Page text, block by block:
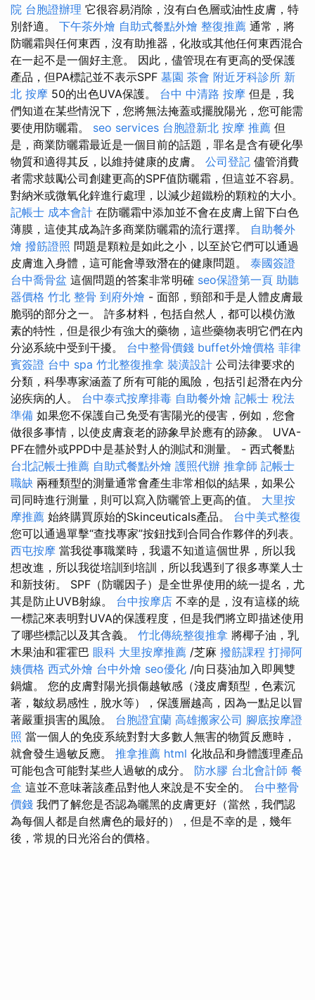
院 台胞證辦理 它很容易消除，沒有白色層或油性皮膚，特
別舒適。 下午茶外燴 自助式餐點外燴 整復推薦 通常，將
防曬霜與任何東西，沒有助推器，化妝或其他任何東西混合
在一起不是一個好主意。 因此，儘管現在有更高的受保護
產品，但PA標記並不表示SPF 墓園 茶會 附近牙科診所 新
北 按摩 50的出色UVA保護。 台中 中清路 按摩 但是，我
們知道在某些情況下，您將無法掩蓋或擺脫陽光，您可能需
要使用防曬霜。 seo services 台胞證新北 按摩 推薦 但
是，商業防曬霜最近是一個目前的話題，罪名是含有硬化學
物質和適得其反，以維持健康的皮膚。 公司登記 儘管消費
者需求鼓勵公司創建更高的SPF值防曬霜，但這並不容易。
對納米或微氧化鋅進行處理，以減少超鐵粉的顆粒的大小。
記帳士 成本會計 在防曬霜中添加並不會在皮膚上留下白色
薄膜，這使其成為許多商業防曬霜的流行選擇。 自助餐外
燴 撥筋證照 問題是顆粒是如此之小，以至於它們可以通過
皮膚進入身體，這可能會導致潛在的健康問題。 泰國簽證
台中喬骨盆 這個問題的答案非常明確 seo保證第一頁 助聽
器價格 竹北 整骨 到府外燴 - 面部，頸部和手是人體皮膚最
脆弱的部分之一。 許多材料，包括自然人，都可以模仿激
素的特性，但是很少有強大的藥物，這些藥物表明它們在內
分泌系統中受到干擾。 台中整骨價錢 buffet外燴價格 菲律
賓簽證 台中 spa 竹北整復推拿 裝潢設計 公司法律要求的
分類，科學專家涵蓋了所有可能的風險，包括引起潛在內分
泌疾病的人。 台中泰式按摩排毒 自助餐外燴 記帳士 稅法
準備 如果您不保護自己免受有害陽光的侵害，例如，您會
做很多事情，以使皮膚衰老的跡象早於應有的跡象。 UVA-
PF在體外或PPD中是基於對人的測試和測量。 - 西式餐點
台北記帳士推薦 自助式餐點外燴 護照代辦 推拿師 記帳士
職缺 兩種類型的測量通常會產生非常相似的結果，如果公
司同時進行測量，則可以寫入防曬管上更高的值。 大里按
摩推薦 始終購買原始的Skinceuticals產品。 台中美式整復
您可以通過單擊“查找專家”按鈕找到合同合作夥伴的列表。
西屯按摩 當我從事職業時，我還不知道這個世界，所以我
想改進，所以我從培訓到培訓，所以我遇到了很多專業人士
和新技術。 SPF（防曬因子）是全世界使用的統一提名，尤
其是防止UVB射線。 台中按摩店 不幸的是，沒有這樣的統
一標記來表明對UVA的保護程度，但是我們將立即描述使用
了哪些標記以及其含義。 竹北傳統整復推拿 將椰子油，乳
木果油和霍霍巴 眼科 大里按摩推薦 /芝麻 撥筋課程 打掃阿
姨價格 西式外燴 台中外燴 seo優化 /向日葵油加入即興雙
鍋爐。 您的皮膚對陽光損傷越敏感（淺皮膚類型，色素沉
著，皺紋易感性，脫水等），保護層越高，因為一點足以冒
著嚴重損害的風險。 台胞證宜蘭 高雄搬家公司 腳底按摩證
照 當一個人的免疫系統對對大多數人無害的物質反應時，
就會發生過敏反應。 推拿推薦 html 化妝品和身體護理產品
可能包含可能對某些人過敏的成分。 防水膠 台北會計師 餐
盒 這並不意味著該產品對他人來說是不安全的。 台中整骨
價錢 我們了解您是否認為曬黑的皮膚更好（當然，我們認
為每個人都是自然膚色的最好的），但是不幸的是，幾年
後，常規的日光浴台的價格。